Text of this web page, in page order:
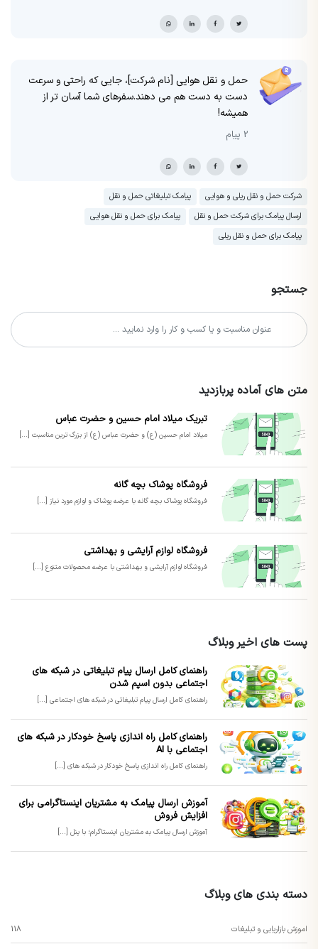
حمل و نقل هوایی [نام شرکت]، جایی که راحتی و سرعت
دست به دست هم می دهند.سفرهای شما آسان تر از
همیشه!
2 پیام
شرکت حمل و نقل ریلی و هوایی
پیامک تبلیغاتی حمل و نقل
ارسال پیامک برای شرکت حمل و نقل
پیامک برای حمل و نقل هوایی
پیامک برای حمل و نقل ریلی
جستجو
متن های آماده پربازدید
تبریک میلاد امام حسین و حضرت عباس
میلاد امام حسین (ع) و حضرت عباس (ع) از بزرگ ترین مناسبت [...]
فروشگاه پوشاک بچه گانه
فروشگاه پوشاک بچه گانه با عرضه پوشاک و لوازم مورد نیاز [...]
فروشگاه لوازم آرایشی و بهداشتی
فروشگاه لوازم آرایشی و بهداشتی با عرضه محصولات متنوع [...]
پست های اخیر وبلاگ
راهنمای کامل ارسال پیام تبلیغاتی در شبکه های
اجتماعی بدون اسپم شدن
راهنمای کامل ارسال پیام تبلیغاتی در شبکه های اجتماعی [...]
راهنمای کامل راه اندازی پاسخ خودکار در شبکه های
اجتماعی با AI
راهنمای کامل راه اندازی پاسخ خودکار در شبکه های [...]
آموزش ارسال پیامک به مشتریان اینستاگرامی برای
افزایش فروش
آموزش ارسال پیامک به مشتریان اینستاگرام؛ با پنل [...]
دسته بندی های وبلاگ
اموزش بازاریابی و تبلیغات 118